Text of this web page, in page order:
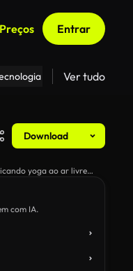
Preços Entrar
Zoom De
Ver tudo
Download
com IA.
yoga ao ar livre